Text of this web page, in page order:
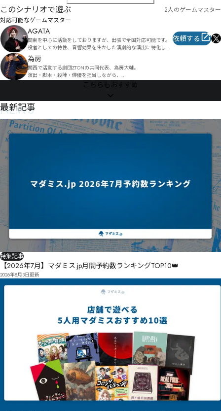
㈠畠孙㉅崨㉁㈱㉁㊑㋐变眂慬㇢畭学㉓傆㈵㉑㉳㇫
㉚㉒㇮㉕㉞㋙㊕㋥㉛㊭㊻㋟㉦剬嶝㉨嵋ě
疉宂㉮嵑㉪㉚㉪㊺㋹㉵詈絔㉸鳣軀戴㊠豃㉘㊜㉥㉻㊃㉼㉣㊢㉩㊂㈛㉮㉿㉾㊌迒卣㉺㉱㊲㊰㊂㉬㊇㉳㊲
喛颥㈭喞風⣏?
㊏㊿㊟㊌㊜㊹㊋㊧病氓㈽棱哙棳豀㊃㋍㋒㊕㊝㋉㊱㊌㊚㊳㉌㌃㍀㌥㌺㊻㌑㌳瞊㊾㋨㊶㋟㋅㉛
楛懨㋛㋅奜㋎偡安僮㋄㊰㋯豧㋷㋓㊵㋎㋋㊾㋗㉰㋃㋟㍏㍦㌧㌹瘁㉸㍘㌦㍤㍢㌫㌺㌤魱㌀哎㋍㌌㊅叱栍
楿㋝㋑㍑㍶㍋㋙榆㋓㋶㋕㋸㊔㋾㌨㌘㋮㋾㌃㋞㌉㊞
妛飑㌏㍡㍆㍅㋰㌩㌉㌍㋷㌵㌐㌊㌿㌍㌻㋵㌁㌚㊳㌐㍀冚富㌥柷喒㌩㌗㎸㍐㌴㎆㎫㎀㌎㍇㌧㌫㌥㌵㋊
祐㌠㍟㋎㎣㍲㎀㎺癝姐㍃㋖㎝㏂㎗㌥妸㌲㍂㌡㌽㍲㍇㌺㍪⨺ó
㌹㍳㍈㌺弧㌺㍃㍓㍹㍝㍛㋲白泋㍀㎼㏡㎶㍣㍐㍠㍊㎈㍜㍂㍃挝㍅哼㍭㎗㍫剛㎉㍲㍘㍰㍠㌎
㍐㍑㌑㏘㏽㏒㍩㎨㍹㍽㏘㏺硑谘錼浼㎈㎲㎀㎋㎅㎉㌦
㎆㍸㎑㍅㌫㎃㎱㎷㍸㎞㍌㌲㏲㐔硫㎁㍒㏤㐡㏝㍖㌽
㏘㏢㏸㏥ϋψ㏨揭廏㏮㏅㐍潐拽㏴ι婥究㏩㏛㏴㎍㏷㏪㏚嶨㐀㑎㒀㎖
鏤坒㐆搈廪㐃㐊餿占㎠聞糿昫㐬㐰㐰㏵㐰㏬㐀㐽㐔㏷㐐㐍㐝㐗㎲剼媑㐣騥㐝㐦㐏㐜㐅㑅棫㐅㑉㐊㑉㏂
谪鬥凎㐴㒏㒰㑬㐳饬厍㐳㐑㑌㐦㑗˒
УХ㑄櫉㑃埡㑩㐶㐻劗癇脘劫㏢Г祍㒪㓘㒝㓎㓛凳㐶㑎㑋ⴡǽ
㒒㒼㓓㑡穯尩劰癠㑣㑣㑝㑚瀓嘃㐀
蓸㑬晍㒕捗㑫抭㑪㑧㒇㒈刋絈㑤㑭㑛㐑络㑳初㑠㒠㑡擀㒗㐚绥㑼刦㑩㒧㒉㑤㒟㒠�
㑔ҜҤ㓄㔒㕂㔮㓉剜恃軻㔋㕂㕉㓁㓅㓂㓒㓌㑧櫕瀝㓘剫恒㓌㒾㓗㔵㕣㕂㓽㓛禫㓘㓳㒻㓏㓼㓳㔅㓧㓧㔉撦
沼㒂㓪虭嚊㓳劳㓮㔿㕞㕒㕌㔳㖀㕆㓨㔛㒓
砟湭粉垭㔆睈協栽㓳轜沙㔎㒡㕖㖕㔎墰㓽㓹㔏㓽㔵㔉㔴宜㔸㓹㔸㔴㔼㔕㔙线捛㒸
硃吆艓机悺杔鹪㔭㖩㕥㖵㔱揵㕄㕘梨㕓㔨㕋㔶黚嶸宱辎泋㔪㕝㔤㔽㓖㖋㗓㖇㗄㕈㔲㕣㗙㕠㕉㔤爜鍯㔺
㔯囟㕌㔺㕒㔭㕘㕒㓭垡喻㕖存睚紦椀㕢揶嘕㕎㖅㕡㕅ՍՌ湺㕕㕾㕤㕥㔃櫬㔉㕰瀧氦碓满閂栤㕺叇蘖呫㖚
気撤㖄蕸㕟㕻帍㖌庒㖎叛㕮窴㖳㕼㕪㖏㗡㗘㗒㗍㖗輭㖽㖻㖏㖟㖙㔴墧揜㖡㖔㗄㖨绻㖛㖤搾歌㖖㕁唢鵾
㗕擛㗐㕈
聴卒堬埦㖺㘆㘔㘸㖜㗾㙎㖾㖾㗠㗅㖱㗀㕚愠逢㕞
㘓㙒㗎檐档㗵艨泄㖽㗍㖷㗵㕫㘫㘐㘏㗰磺惀闅㗴屰鮦㗣瘰㗢鰛屶跆㗈㗫椤㗆㘊㗹㗎㗢㗎㘍娑揹含玑㗸
蝴垑㗘跙㗝㖐鄇跬㘁㙫㙁㙊㘁㖘㘀㘇暩輦㖞
㗻㘫㘲㗾㘐㘡㘢㙚㚙㘒哅㗱㖫מ呦粛㘝罰㗼跽㘕㘙婀搨遵大㘏㘟㘉㙆㘍㘦㖿㚗㙭㙶㘥㘩肏巹叐㚰㙬㚼猈
㘫㘗㙖㚇㚠㙴㘩㙕㘽㘘㙃㘡㗘洄攬㙅喼鸘㙄㘫㙪㙳㙈㘻㘮㗥㙍旛㙹梤㙀㙐虉㘻㗯
嗐鸬㙘㘿㙾㙜㙣㙉㙟㗺
㜀㚼㜌獘㙧桂咦歍椠㙹㚬鴒崕爻㚅㚉㚆㚖㚐㘫懛紤㚶㚅㙾㘱㘽㚅㚔㚽㚷婂㚏锚耴㚨壖㛎迈㚙㚣㚑㛍㚲
㙄彫㚒㚰棘熪壤㚵㚵㛗㚼㚨㚯⶧Ѡ锴聎㛂声㛅嫣擋哽瑣㛆嗛㚣㛗㚬㛇㚺㙤梉哭㛔往㚶㛖牺㚶礋磞㛘㛘
礨唴㛪邔栳尨徰蚅㛍㝋㝆㝘㜯摴㛞㛧㛘㜓㛏㛳楥淭㛹㛧֙㝛㝖㝨㜿㜀㜪㛣㛛㜥㜅ֻ֦㚠
稫灹霚榼㜓矆唱㜒㝝㞜㜘巒妉㚯
㜎㜐㚲㞊㝠㝩㜤㞟㝛㞫㜤槓㜍㜢㜁㜝㜝㛂
㜟㝏㜮㜳㜱㝼㞻㜬㜰㜻㛍喣㜹霸嗋蛖㜖㜽㜘㝀㜱㝟㛙㞱㞇㞐噛蛢㝉靗㝖㝏✫Ӳ
㜸㝲㛨㞡㞯㟓㜷ꖾ敂㝕昄㜽蒊㝀㞯㟡㝜㞽㟢㞷犳㝏㞇㝛㞆窉巼病㝴㞍㞋㜅㝉㝊㝵❑Ԙ
襾㞠㝸栞它㝸㟛㟀㟝㟂㝭㞁㝤㞢鶽帘㞔㜟
㟘㟏㟉㟄㞑祚㝱㟑㟘㠓㞑螈㝯㞒㝸㞷㜰㞲㝷唲㞗㞢啋粂㞦笶嘜洟湧㞦㟐㞞㟌㞆㞩㞰嗋样暘㞥㟒㝊
ꆤ㞚㠡㠷鸱㞦㞔㞝㝓筑嘷洺溂㟅緞㞮㟭㟊ꆶ㞡㞽焷抰㝣
このシナリオで遊ぶ
2人のゲームマスター
対応可能なゲームマスター
AGATA
関東を中心に活動をしておりますが、出張で全国対応可能です。
役者としての特性、音響効果を生かした演劇的な演出に特化した
GMを得意としております。
自作品の他も少数ですが、既存作品GMも対応致します。
依頼する
為房
関西で活動する劇団ZTONの共同代表、為房大輔。
演出・脚本・殺陣・俳優を担当しながら、
こちらもおすすめ
NEWS
最新記事
特集記事
【2026年7月】マダミス.jp月間予約数ランキングTOP10👑
2026年8月3日更新